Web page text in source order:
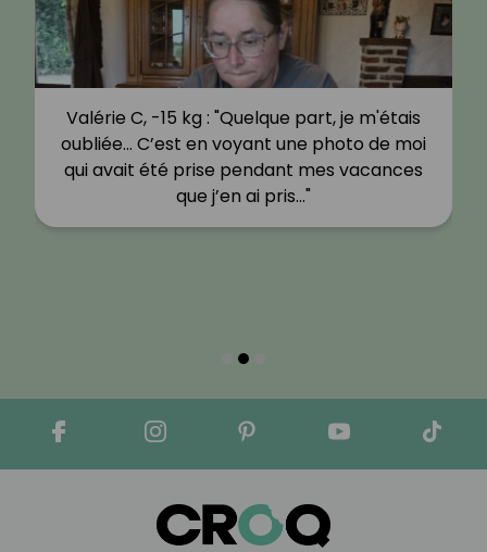
Valérie C, -15 kg : "Quelque part, je m'étais
oubliée… C’est en voyant une photo de moi
qui avait été prise pendant mes vacances
que j’en ai pris…"